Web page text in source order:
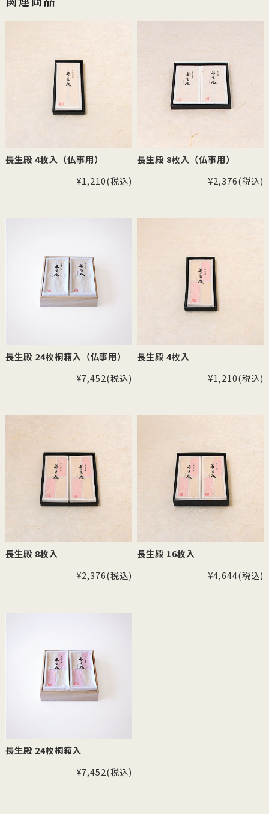
長生殿 4枚入（仏事用）
¥1,210(税込)
長生殿 8枚入（仏事用）
¥2,376(税込)
長生殿 24枚桐箱入（仏事用）
¥7,452(税込)
長生殿 4枚入
¥1,210(税込)
長生殿 8枚入
¥2,376(税込)
長生殿 16枚入
¥4,644(税込)
長生殿 24枚桐箱入
¥7,452(税込)